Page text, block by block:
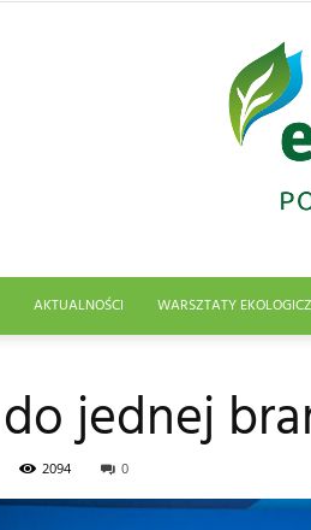
AKTUALNOŚCI WARSZTATY
jednej
2094 0